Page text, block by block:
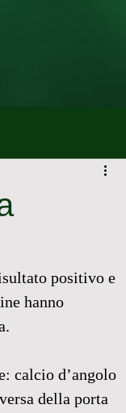
positivo e
hanno
calcio d’angolo
della porta